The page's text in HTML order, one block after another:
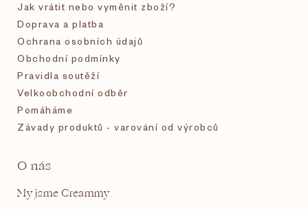
Jak vrátit nebo vyměnit zboží?
Doprava a platba
Ochrana osobních údajů
Obchodní podmínky
Pravidla soutěží
Velkoobchodní odběr
Pomáháme
Závady produktů - varování od výrobců
O nás
My jsme Creammy